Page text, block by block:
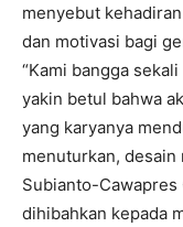
menyebut
dan motivasi bagi
“Kami bangga
yakin betul bahwa
yang karyanya
menuturkan,
Subianto-Cawapres
dihibahkan kepada